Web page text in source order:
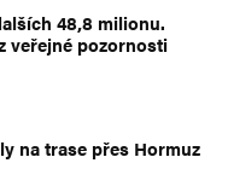
48,8 milionu.
veřejné pozornosti
na trase přes Hormuz